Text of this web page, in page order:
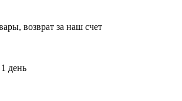
возврат за наш счет
день